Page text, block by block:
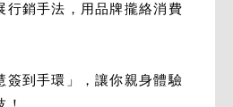
行銷手法，用品牌攏絡消費
簽到手環」，讓你親身體驗